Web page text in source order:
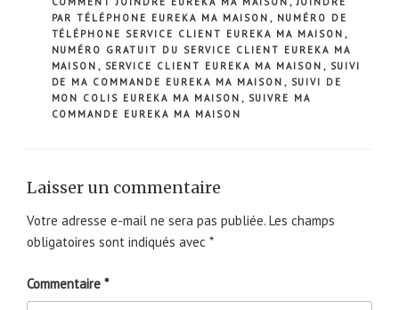
PAR TÉLÉPHONE EUREKA MA MAISON , NUMÉRO DE
TÉLÉPHONE SERVICE CLIENT EUREKA MA MAISON ,
NUMÉRO GRATUIT DU SERVICE CLIENT EUREKA MA
MAISON , SERVICE CLIENT EUREKA MA MAISON , SUIVI
DE MA COMMANDE EUREKA MA MAISON , SUIVI DE
MON COLIS EUREKA MA MAISON , SUIVRE MA
COMMANDE EUREKA MA MAISON
Laisser un commentaire
Votre adresse e-mail ne sera pas publiée. Les champs
obligatoires sont indiqués avec *
Commentaire *